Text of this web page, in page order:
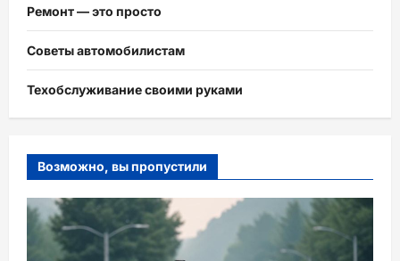
Ремонт — это просто
Советы автомобилистам
Техобслуживание своими руками
Возможно, вы пропустили